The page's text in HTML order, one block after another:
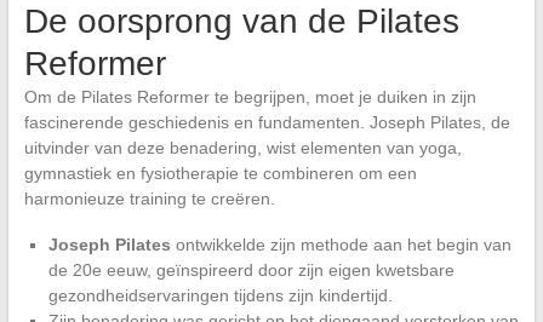
De oorsprong van de Pilates
Reformer
Om de Pilates Reformer te begrijpen, moet je duiken in zijn
fascinerende geschiedenis en fundamenten. Joseph Pilates, de
uitvinder van deze benadering, wist elementen van yoga,
gymnastiek en fysiotherapie te combineren om een
harmonieuze training te creëren.
Joseph Pilates ontwikkelde zijn methode aan het begin van
de 20e eeuw, geïnspireerd door zijn eigen kwetsbare
gezondheidservaringen tijdens zijn kindertijd.